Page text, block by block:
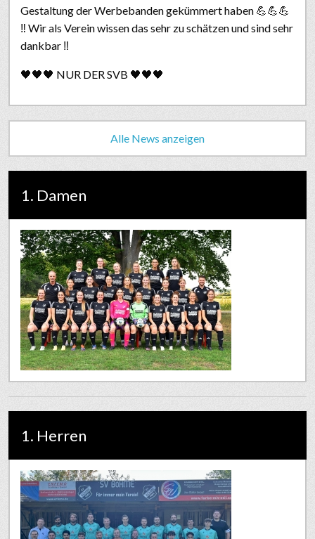
Gestaltung der Werbebanden gekümmert haben 💪 💪 💪
‼️ Wir als Verein wissen das sehr zu schätzen und sind sehr
dankbar ‼️
🖤🖤🖤 NUR DER SVB 🖤🖤🖤
Alle News anzeigen
1. Damen
1. Herren